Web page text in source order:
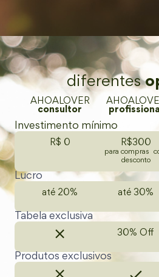
diferentes
AHOALOVER
consultor
profissional
Investimento mínimo
R$ 0 R$300
para compras
desconto
Lucro
até 20% até 30%
Tabela exclusiva
30% Off
Produtos exclusivos​